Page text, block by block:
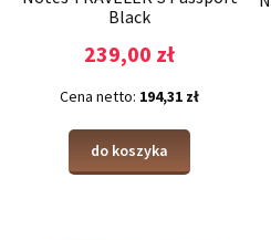
Black
239,00 zł
Cena netto: 194,31 zł
do koszyka